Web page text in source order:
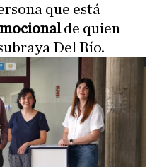
que está
de quien
Del Río.